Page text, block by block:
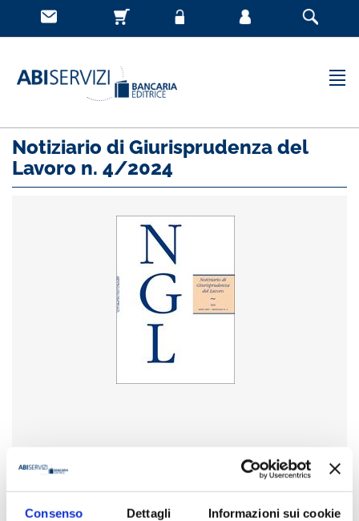
Consenso Dettagli Informazioni sui cookie
Notiziario di Giurisprudenza del
Lavoro n. 4/2024
Disponibilità